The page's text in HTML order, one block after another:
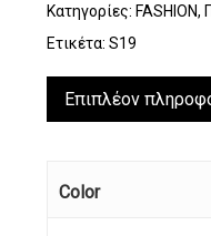
Κατηγορίες: FASHION,
Ετικέτα: S19
Επιπλέον
Color